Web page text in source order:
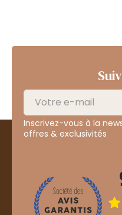
Inscrivez-vous à la
offres & exclusivités